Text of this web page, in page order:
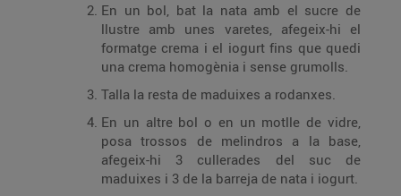
En un bol, bat la nata amb el sucre de
llustre amb unes varetes, afegeix-hi el
formatge crema i el iogurt fins que quedi
una crema homogènia i sense grumolls.
Talla la resta de maduixes a rodanxes.
En un altre bol o en un motlle de vidre,
posa trossos de melindros a la base,
afegeix-hi 3 cullerades del suc de
maduixes i 3 de la barreja de nata i iogurt.